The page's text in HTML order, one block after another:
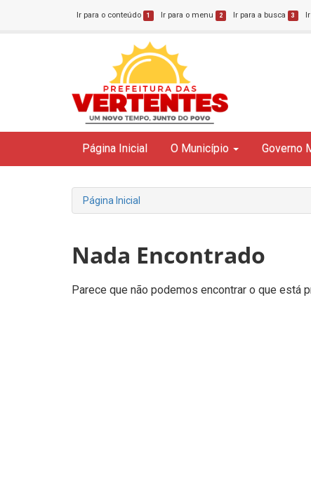
Ir para o conteúdo 1 Ir para o menu 2 Ir para a busca 3
Página Inicial O Município Governo
Página Inicial
Nada Encontrado
Parece que não podemos encontrar o que está